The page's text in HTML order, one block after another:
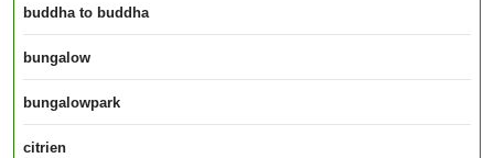
buddha to buddha
bungalow
bungalowpark
citrien